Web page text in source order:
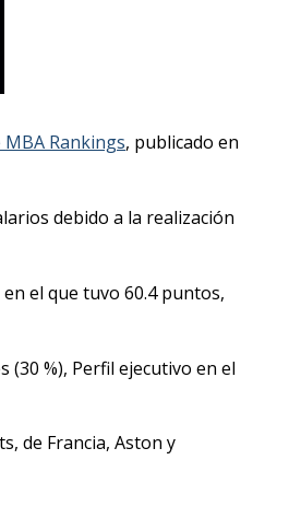
Rankings, publicado en
debido a la realización
el que tuvo 60.4 puntos,
(30 %), Perfil ejecutivo en el
de Francia, Aston y